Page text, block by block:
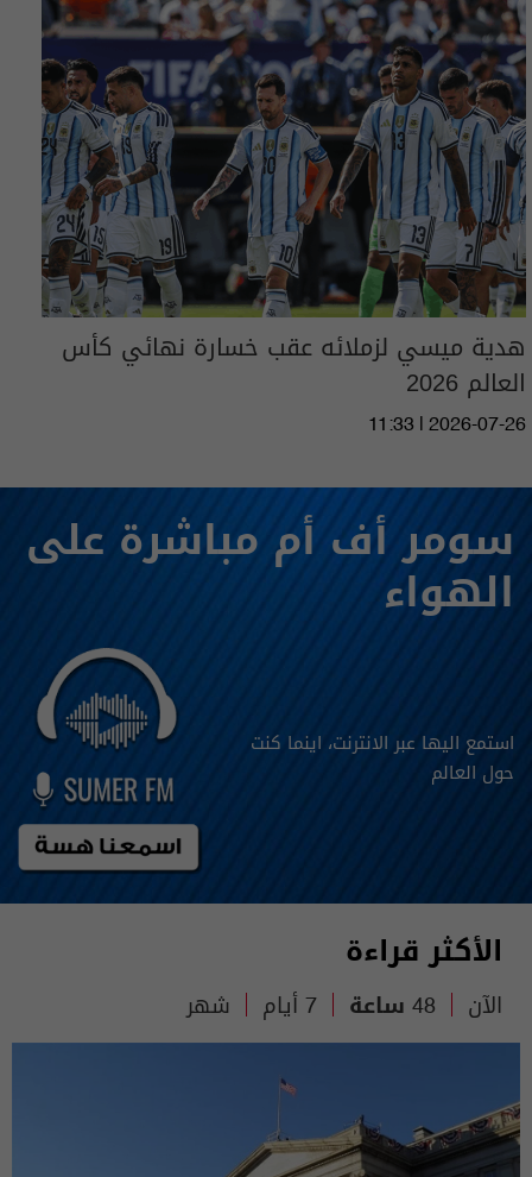
هدية ميسي لزملائه عقب خسارة نهائي كأس
العالم 2026
11:33 | 2026-07-26
سومر أف أم مباشرة على
الهواء
استمع اليها عبر الانترنت، اينما كنت
حول العالم
الأكثر قراءة
الآن 48 ساعة 7 أيام شهر